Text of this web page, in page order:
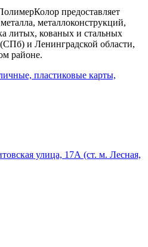
предоставляет
металлоконструкций,
литых, кованых и стальных
и Ленинградской области,
районе.
пластиковые карты,
улица, 17А (ст. м. Лесная,